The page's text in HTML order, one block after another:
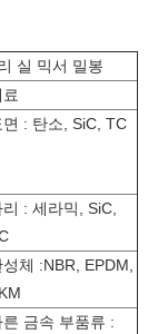
실 믹서 밀봉
면 : 탄소, SiC, TC
리 : 세라믹, SiC,
성체 :NBR, EPDM,
른 금속 부품류 :